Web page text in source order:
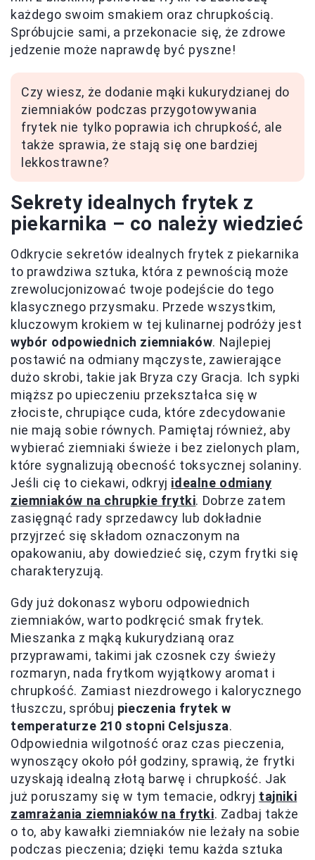
każdego swoim smakiem oraz chrupkością.
Spróbujcie sami, a przekonacie się, że zdrowe
jedzenie może naprawdę być pyszne!
Czy wiesz, że dodanie mąki kukurydzianej do
ziemniaków podczas przygotowywania
frytek nie tylko poprawia ich chrupkość, ale
także sprawia, że stają się one bardziej
lekkostrawne?
Sekrety idealnych frytek z
piekarnika – co należy wiedzieć
Odkrycie sekretów idealnych frytek z piekarnika
to prawdziwa sztuka, która z pewnością może
zrewolucjonizować twoje podejście do tego
klasycznego przysmaku. Przede wszystkim,
kluczowym krokiem w tej kulinarnej podróży jest
wybór odpowiednich ziemniaków. Najlepiej
postawić na odmiany mączyste, zawierające
dużo skrobi, takie jak Bryza czy Gracja. Ich sypki
miąższ po upieczeniu przekształca się w
złociste, chrupiące cuda, które zdecydowanie
nie mają sobie równych. Pamiętaj również, aby
wybierać ziemniaki świeże i bez zielonych plam,
które sygnalizują obecność toksycznej solaniny.
Jeśli cię to ciekawi, odkryj idealne odmiany
ziemniaków na chrupkie frytki. Dobrze zatem
zasięgnąć rady sprzedawcy lub dokładnie
przyjrzeć się składom oznaczonym na
opakowaniu, aby dowiedzieć się, czym frytki się
charakteryzują.
Gdy już dokonasz wyboru odpowiednich
ziemniaków, warto podkręcić smak frytek.
Mieszanka z mąką kukurydzianą oraz
przyprawami, takimi jak czosnek czy świeży
rozmaryn, nada frytkom wyjątkowy aromat i
chrupkość. Zamiast niezdrowego i kalorycznego
tłuszczu, spróbuj pieczenia frytek w
temperaturze 210 stopni Celsjusza.
Odpowiednia wilgotność oraz czas pieczenia,
wynoszący około pół godziny, sprawią, że frytki
uzyskają idealną złotą barwę i chrupkość. Jak
już poruszamy się w tym temacie, odkryj tajniki
zamrażania ziemniaków na frytki. Zadbaj także
o to, aby kawałki ziemniaków nie leżały na sobie
podczas pieczenia; dzięki temu każda sztuka